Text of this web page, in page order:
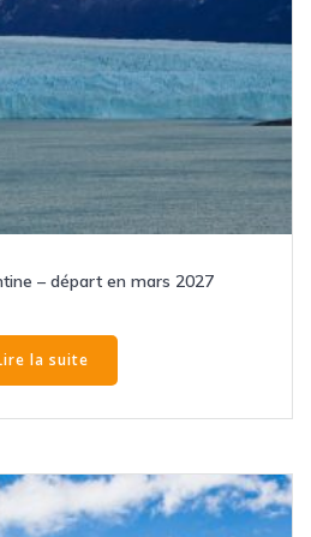
– départ en mars 2027
la suite